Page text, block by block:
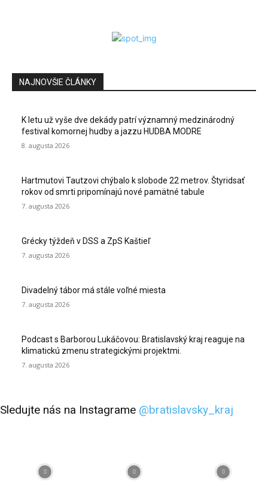
NAJNOVŠIE ČLÁNKY
K letu už vyše dve dekády patrí významný medzinárodný
festival komornej hudby a jazzu HUDBA MODRE
8. augusta 2026
Hartmutovi Tautzovi chýbalo k slobode 22 metrov. Štyridsať
rokov od smrti pripomínajú nové pamätné tabule
7. augusta 2026
Grécky týždeň v DSS a ZpS Kaštieľ
7. augusta 2026
Divadelný tábor má stále voľné miesta
7. augusta 2026
Podcast s Barborou Lukáčovou: Bratislavský kraj reaguje na
klimatickú zmenu strategickými projektmi.
7. augusta 2026
Sledujte nás na Instagrame @bratislavsky_kraj